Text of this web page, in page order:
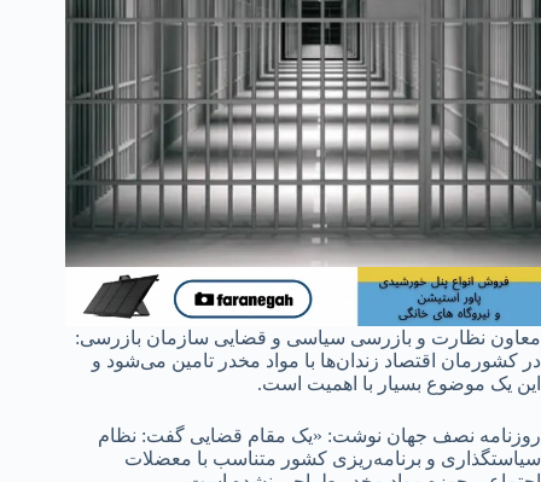
معاون نظارت و بازرسی سیاسی و قضایی سازمان بازرسی:
در کشورمان اقتصاد زندان‌ها با مواد مخدر تامین می‌شود و
این یک موضوع بسیار با اهمیت است.
روزنامه نصف جهان نوشت: «یک مقام قضایی گفت: نظام
سیاستگذاری و برنامه‌ریزی کشور متناسب با معضلات